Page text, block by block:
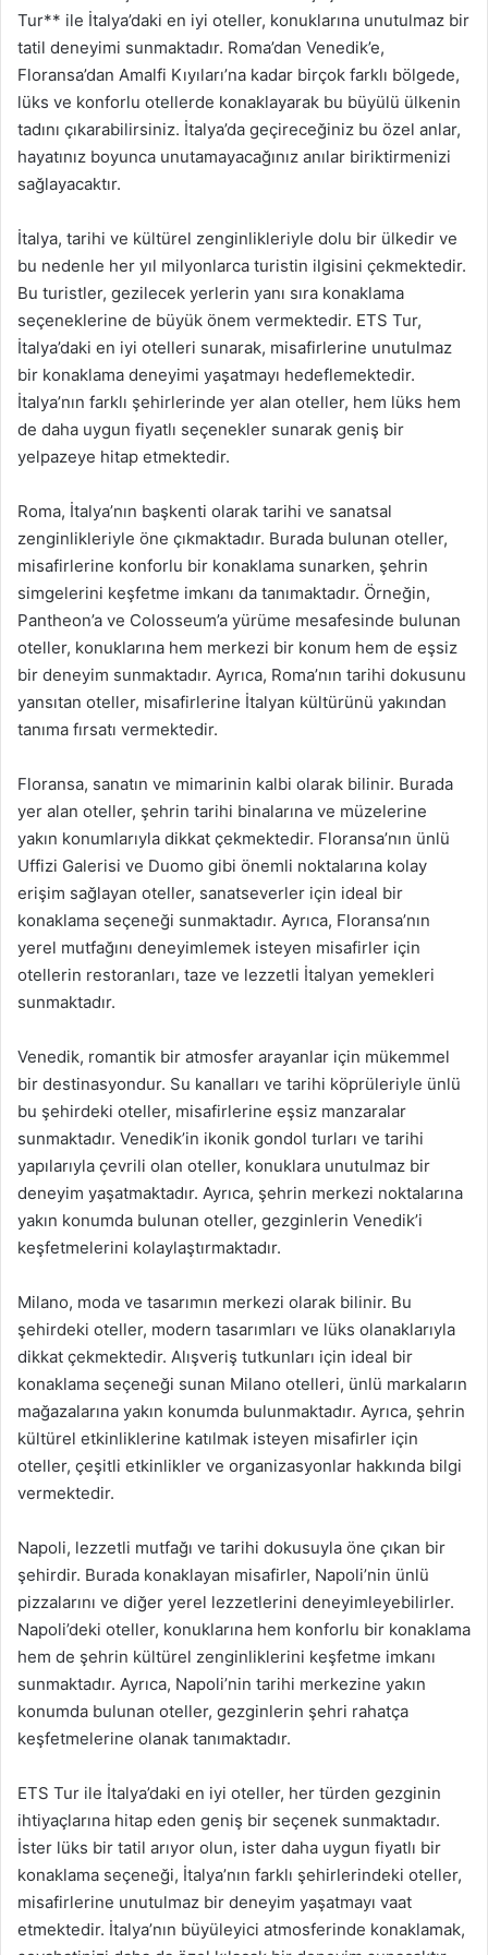
Tur** ile İtalya’daki en iyi oteller, konuklarına unutulmaz bir
tatil deneyimi sunmaktadır. Roma’dan Venedik’e,
Floransa’dan Amalfi Kıyıları’na kadar birçok farklı bölgede,
lüks ve konforlu otellerde konaklayarak bu büyülü ülkenin
tadını çıkarabilirsiniz. İtalya’da geçireceğiniz bu özel anlar,
hayatınız boyunca unutamayacağınız anılar biriktirmenizi
sağlayacaktır.
İtalya, tarihi ve kültürel zenginlikleriyle dolu bir ülkedir ve
bu nedenle her yıl milyonlarca turistin ilgisini çekmektedir.
Bu turistler, gezilecek yerlerin yanı sıra konaklama
seçeneklerine de büyük önem vermektedir. ETS Tur,
İtalya’daki en iyi otelleri sunarak, misafirlerine unutulmaz
bir konaklama deneyimi yaşatmayı hedeflemektedir.
İtalya’nın farklı şehirlerinde yer alan oteller, hem lüks hem
de daha uygun fiyatlı seçenekler sunarak geniş bir
yelpazeye hitap etmektedir.
Roma, İtalya’nın başkenti olarak tarihi ve sanatsal
zenginlikleriyle öne çıkmaktadır. Burada bulunan oteller,
misafirlerine konforlu bir konaklama sunarken, şehrin
simgelerini keşfetme imkanı da tanımaktadır. Örneğin,
Pantheon’a ve Colosseum’a yürüme mesafesinde bulunan
oteller, konuklarına hem merkezi bir konum hem de eşsiz
bir deneyim sunmaktadır. Ayrıca, Roma’nın tarihi dokusunu
yansıtan oteller, misafirlerine İtalyan kültürünü yakından
tanıma fırsatı vermektedir.
Floransa, sanatın ve mimarinin kalbi olarak bilinir. Burada
yer alan oteller, şehrin tarihi binalarına ve müzelerine
yakın konumlarıyla dikkat çekmektedir. Floransa’nın ünlü
Uffizi Galerisi ve Duomo gibi önemli noktalarına kolay
erişim sağlayan oteller, sanatseverler için ideal bir
konaklama seçeneği sunmaktadır. Ayrıca, Floransa’nın
yerel mutfağını deneyimlemek isteyen misafirler için
otellerin restoranları, taze ve lezzetli İtalyan yemekleri
sunmaktadır.
Venedik, romantik bir atmosfer arayanlar için mükemmel
bir destinasyondur. Su kanalları ve tarihi köprüleriyle ünlü
bu şehirdeki oteller, misafirlerine eşsiz manzaralar
sunmaktadır. Venedik’in ikonik gondol turları ve tarihi
yapılarıyla çevrili olan oteller, konuklara unutulmaz bir
deneyim yaşatmaktadır. Ayrıca, şehrin merkezi noktalarına
yakın konumda bulunan oteller, gezginlerin Venedik’i
keşfetmelerini kolaylaştırmaktadır.
Milano, moda ve tasarımın merkezi olarak bilinir. Bu
şehirdeki oteller, modern tasarımları ve lüks olanaklarıyla
dikkat çekmektedir. Alışveriş tutkunları için ideal bir
konaklama seçeneği sunan Milano otelleri, ünlü markaların
mağazalarına yakın konumda bulunmaktadır. Ayrıca, şehrin
kültürel etkinliklerine katılmak isteyen misafirler için
oteller, çeşitli etkinlikler ve organizasyonlar hakkında bilgi
vermektedir.
Napoli, lezzetli mutfağı ve tarihi dokusuyla öne çıkan bir
şehirdir. Burada konaklayan misafirler, Napoli’nin ünlü
pizzalarını ve diğer yerel lezzetlerini deneyimleyebilirler.
Napoli’deki oteller, konuklarına hem konforlu bir konaklama
hem de şehrin kültürel zenginliklerini keşfetme imkanı
sunmaktadır. Ayrıca, Napoli’nin tarihi merkezine yakın
konumda bulunan oteller, gezginlerin şehri rahatça
keşfetmelerine olanak tanımaktadır.
ETS Tur ile İtalya’daki en iyi oteller, her türden gezginin
ihtiyaçlarına hitap eden geniş bir seçenek sunmaktadır.
İster lüks bir tatil arıyor olun, ister daha uygun fiyatlı bir
konaklama seçeneği, İtalya’nın farklı şehirlerindeki oteller,
misafirlerine unutulmaz bir deneyim yaşatmayı vaat
etmektedir. İtalya’nın büyüleyici atmosferinde konaklamak,